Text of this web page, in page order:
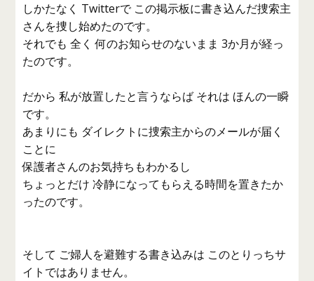
しかたなく Twitterで この掲示板に書き込んだ捜索主
さんを捜し始めたのです。
それでも 全く 何のお知らせのないまま 3か月が経っ
たのです。
だから 私が放置したと言うならば それは ほんの一瞬
です。
あまりにも ダイレクトに捜索主からのメールが届く
ことに
保護者さんのお気持ちもわかるし
ちょっとだけ 冷静になってもらえる時間を置きたか
ったのです。
そして ご婦人を避難する書き込みは このとりっちサ
イトではありません。